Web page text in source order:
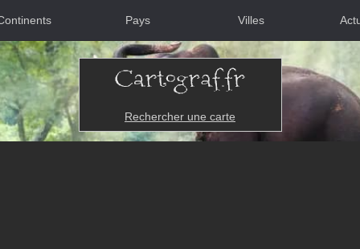
Pays Villes
Rechercher une carte